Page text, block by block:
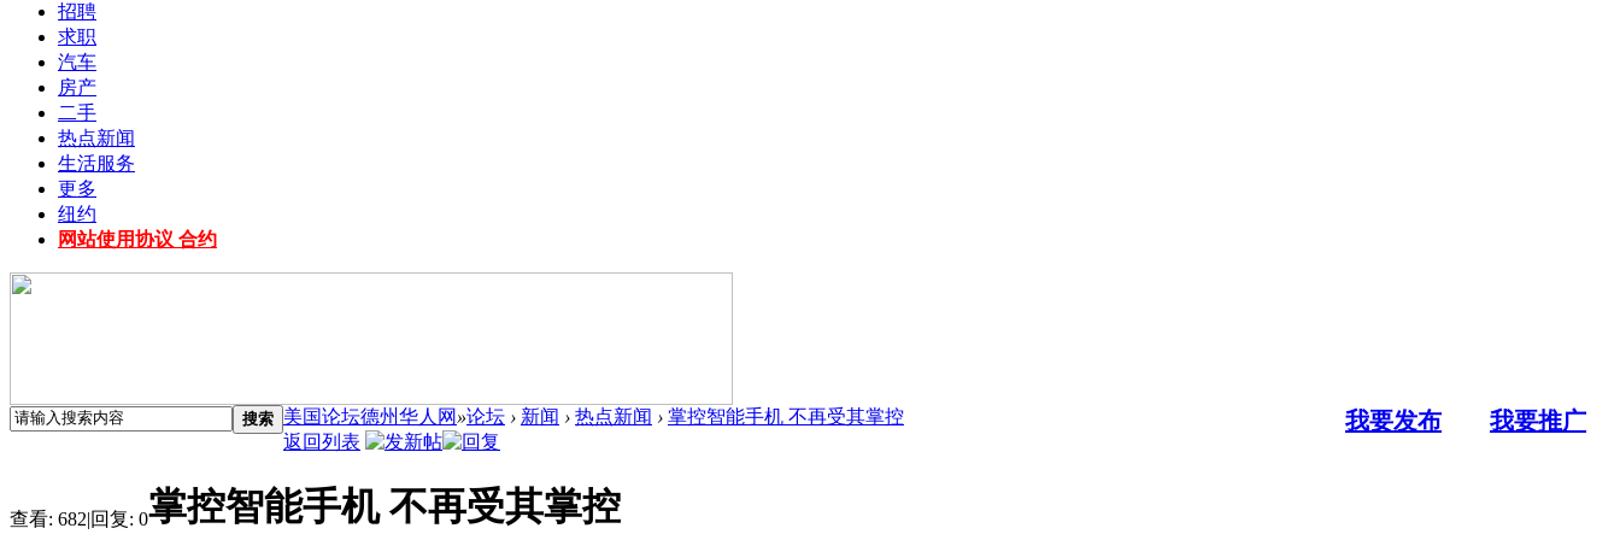
招聘
求职
汽车
房产
二手
热点新闻
生活服务
更多
纽约
网站使用协议 合约
搜索 我要发布 我要推广
美国论坛德州华人网 »论坛 › 新闻 › 热点新闻 › 掌控智能手机 不再受其掌控
返回列表
查看: 682|回复: 0掌控智能手机 不再受其掌控